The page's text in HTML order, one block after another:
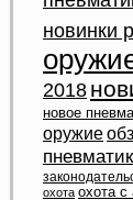
новинки
2018
новое
оружие
охота охота с